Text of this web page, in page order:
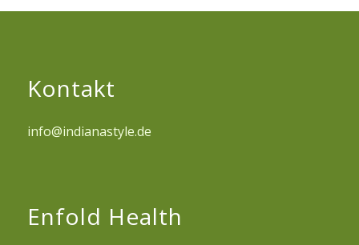
Kontakt
info@indianastyle.de
Enfold Health